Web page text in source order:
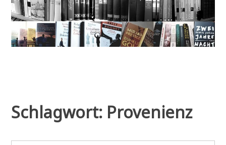
Schlagwort: Provenienz